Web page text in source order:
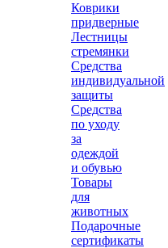
Коврики
придверные
Лестницы
стремянки
Средства
индивидуальной
защиты
Средства
по уходу
за
одеждой
и обувью
Товары
для
животных
Подарочные
сертификаты